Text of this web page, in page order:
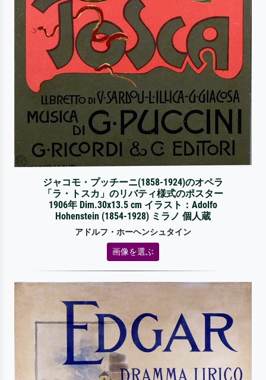
ジャコモ・プッチーニ(1858-1924)のオペラ
「ラ・トスカ」のリバティ様式のポスター
1906年 Dim.30x13.5 cm イラスト：Adolfo
Hohenstein (1854-1928) ミラノ 個人蔵
アドルフ・ホーヘンシュタイン
画像を選ぶ